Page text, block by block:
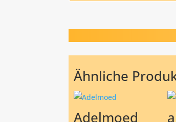
Ähnliche
Adelmoed